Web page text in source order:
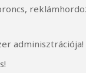
adminisztrációja!